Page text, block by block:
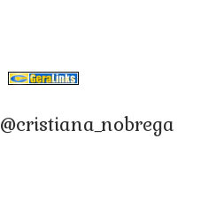
@cristiana_nobrega